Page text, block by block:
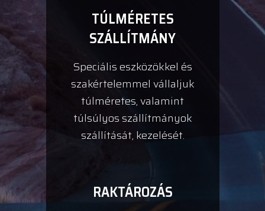
TÚLMÉRETES
SZÁLLÍTMÁNY
Speciális eszközökkel és
szakértelemmel vállaljuk
túlméretes, valamint
túlsúlyos szállítmányok
szállítását, kezelését.
RAKTÁROZÁS